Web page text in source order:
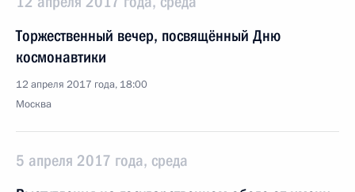
Торжественный вечер, посвящённый Дню
космонавтики
12 апреля 2017 года, 18:00
Москва
5 апреля 2017 года, среда